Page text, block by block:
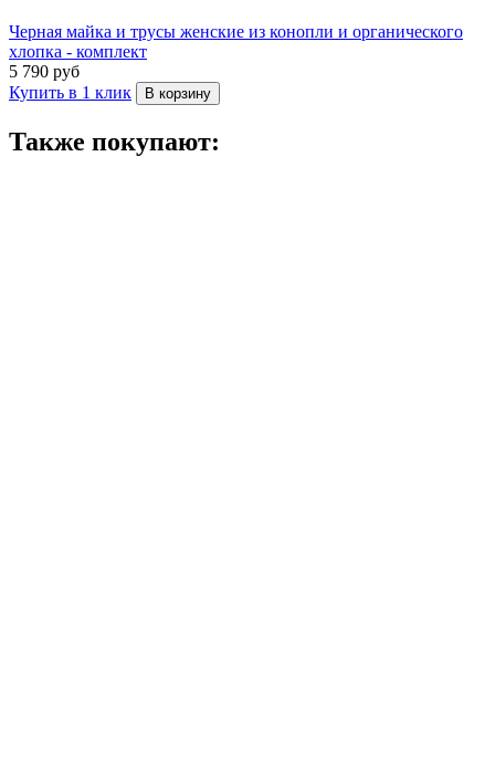
Черная майка и трусы женские из конопли и органического
хлопка - комплект
5 790 руб
Купить в 1 клик
В корзину
Также покупают: